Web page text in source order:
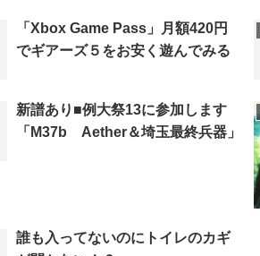
「Xbox Game Pass」月額420円
でギアーズ５をお安く遊んでみる
新譜あり■例大祭13に参加します
「M37b Aether＆埼玉最終兵器」
誰も入ってないのにトイレのカギ